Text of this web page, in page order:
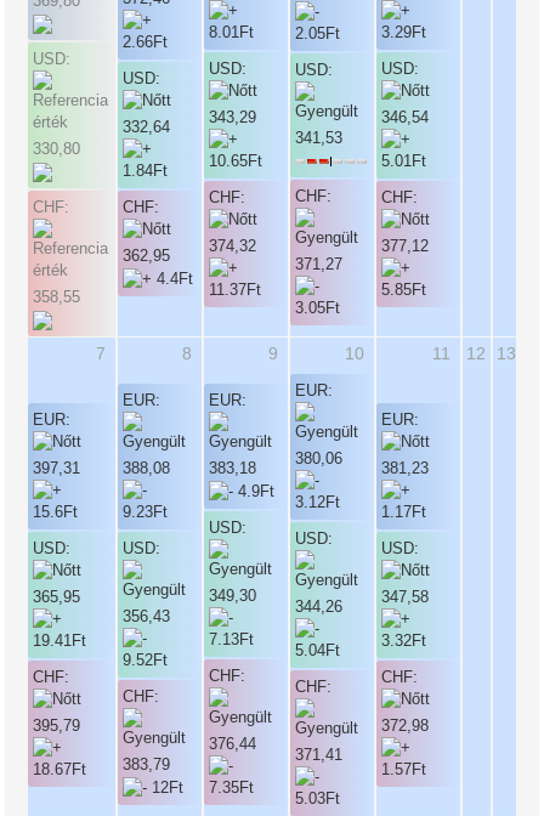
USD:
330,80
CHF:
358,55
USD:
332,64
CHF:
362,95
USD:
343,29
CHF:
374,32
USD:
341,53
CHF:
371,27
USD:
346,54
CHF:
377,12
7
EUR:
397,31
USD:
365,95
CHF:
395,79
8
EUR:
388,08
USD:
356,43
CHF:
383,79
9
EUR:
383,18
USD:
349,30
CHF:
376,44
10
EUR:
380,06
USD:
344,26
CHF:
371,41
11
EUR:
381,23
USD:
347,58
CHF:
372,98
12 13